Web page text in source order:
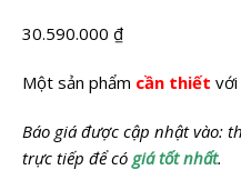
30.590.000 ₫
Một sản phẩm cần thiết
Báo giá được cập nhật vào:
trực tiếp để có giá tốt nhất.